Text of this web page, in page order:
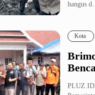
hangus
Kota